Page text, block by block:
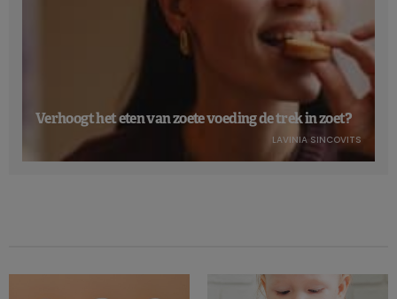
Verhoogt het eten van zoete voeding de trek in zoet?
LAVINIA SINCOVITS